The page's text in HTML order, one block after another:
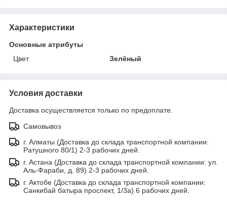
Характеристики
Основные атрибуты
Цвет
Зелёный
Условия доставки
Доставка осуществляется только по предоплате.
Самовывоз
г. Алматы (Доставка до склада транспортной компании:
Ратушного 80/1) 2-3 рабочих дней.
г. Астана (Доставка до склада транспортной компании: ул.
Аль-Фараби, д. 89) 2-3 рабочих дней.
г. Актобе (Доставка до склада транспортной компании:
Санкибай батыра проспект, 1/3а) 6 рабочих дней.